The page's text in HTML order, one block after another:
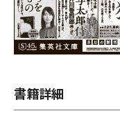
書籍詳細